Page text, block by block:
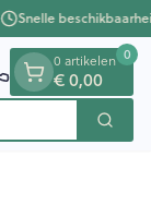
Snelle
Zoek
0 artikelen
€ 0,00
0